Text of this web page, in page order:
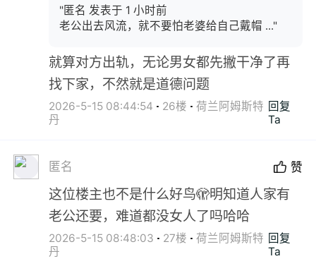
"匿名 发表于 1 小时前
老公出去风流，就不要怕老婆给自己戴帽 ..."
就算对方出轨，无论男女都先撇干净了再
找下家，不然就是道德问题
2026-5-15 08:44:54 26楼
荷兰阿姆斯特
丹
回复
Ta
匿名 赞
这位楼主也不是什么好鸟🫣明知道人家有
老公还要，难道都没女人了吗哈哈
2026-5-15 08:48:03 27楼
荷兰阿姆斯特
丹
回复
Ta